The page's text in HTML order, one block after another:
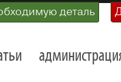
деталь